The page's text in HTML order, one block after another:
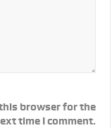
browser for the
time I comment.